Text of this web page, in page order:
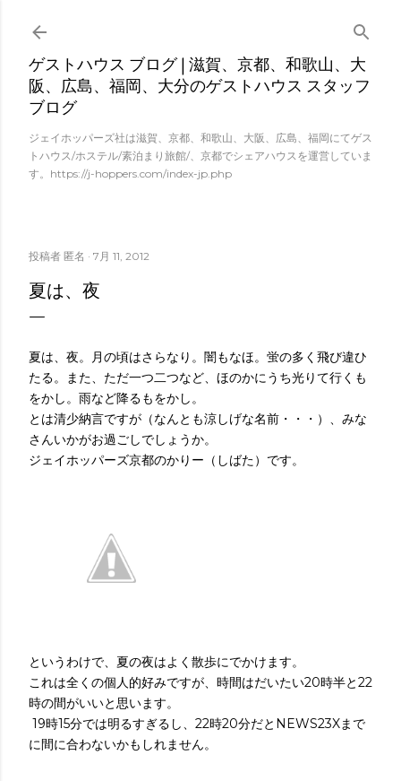
スキップしてメイン コンテンツに移動
ゲストハウス ブログ | 滋賀、京都、和歌山、大
阪、広島、福岡、大分のゲストハウス スタッフ
ブログ
ジェイホッパーズ社は滋賀、京都、和歌山、大阪、広島、福岡にてゲス
トハウス/ホステル/素泊まり旅館/、京都でシェアハウスを運営していま
す。https://j-hoppers.com/index-jp.php
投稿者 匿名 7月 11, 2012
夏は、夜
夏は、夜。月の頃はさらなり。闇もなほ。蛍の多く飛び違ひ
たる。また、ただ一つ二つなど、ほのかにうち光りて行くも
をかし。雨など降るもをかし。
とは清少納言ですが（なんとも涼しげな名前・・・）、みな
さんいかがお過ごしでしょうか。
ジェイホッパーズ京都のかりー（しばた）です。
というわけで、夏の夜はよく散歩にでかけます。
これは全くの個人的好みですが、時間はだいたい20時半と 22
時の間がいいと思います。
19時15分では明るすぎるし、 22時20分だと NEWS23Xまで
に間に合わないかもしれません。